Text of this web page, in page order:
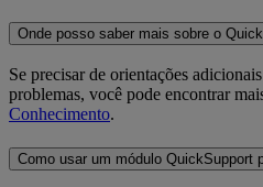
Onde posso saber mais sobre o
Se precisar de orientações
problemas, você pode encontrar
Conhecimento.
Como usar um módulo QuickSupport